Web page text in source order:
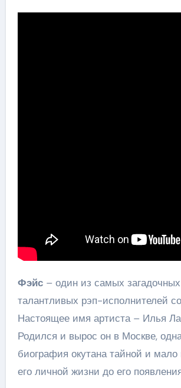
Фэйс– один из самых
талантливых рэп-исполнителей
Настоящее имя артиста – Илья
Родился и вырос он в Москве,
биография окутана тайной и мало
его личной жизни до его